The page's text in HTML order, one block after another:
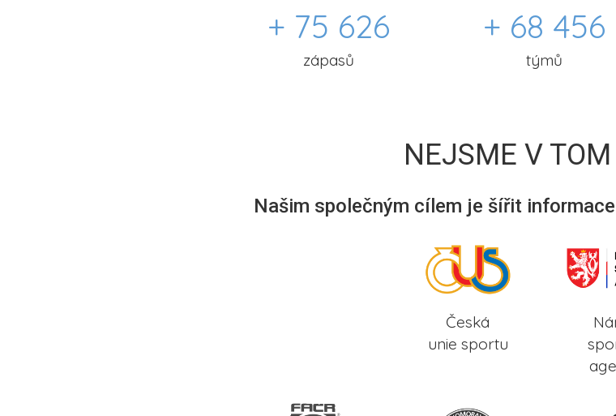
+ 75 626
zápasů
+ 68 456
týmů
NEJSME V
Našim společným cílem je šířit
Česká
unie sportu